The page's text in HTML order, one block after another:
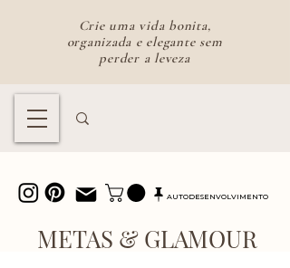
Crie uma vida bonita,
organizada e elegante sem
perder a leveza
AUTODESENVOLVIMENTO
METAS & GLAMOUR